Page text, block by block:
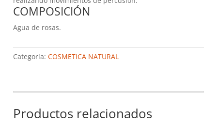
COMPOSICIÓN
Agua de rosas.
Categoría: COSMETICA NATURAL
Productos relacionados